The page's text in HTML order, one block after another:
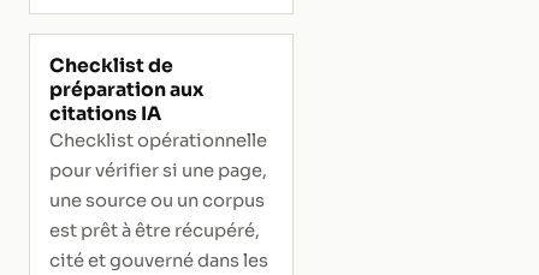
Checklist de
préparation aux
citations IA
Checklist opérationnelle
pour vérifier si une page,
une source ou un corpus
est prêt à être récupéré,
cité et gouverné dans les